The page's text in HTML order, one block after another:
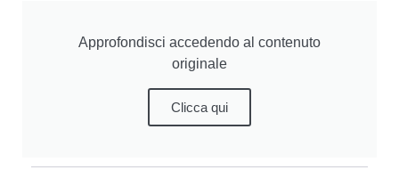
Approfondisci accedendo al contenuto
originale
Clicca qui